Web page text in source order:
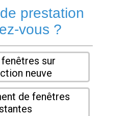
prestation
vous ?
sur
neuve
de fenêtres